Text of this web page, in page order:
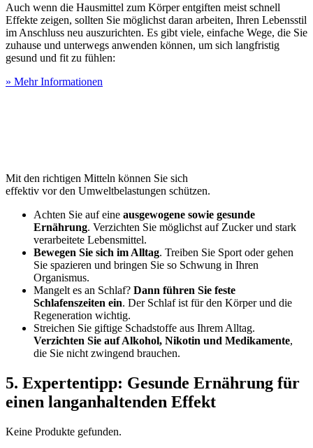
Auch wenn die Hausmittel zum Körper entgiften meist schnell
Effekte zeigen, sollten Sie möglichst daran arbeiten, Ihren Lebensstil
im Anschluss neu auszurichten. Es gibt viele, einfache Wege, die Sie
zuhause und unterwegs anwenden können, um sich langfristig
gesund und fit zu fühlen:
» Mehr Informationen
Mit den richtigen Mitteln können Sie sich
effektiv vor den Umweltbelastungen schützen.
Achten Sie auf eine ausgewogene sowie gesunde
Ernährung. Verzichten Sie möglichst auf Zucker und stark
verarbeitete Lebensmittel.
Bewegen Sie sich im Alltag. Treiben Sie Sport oder gehen
Sie spazieren und bringen Sie so Schwung in Ihren
Organismus.
Mangelt es an Schlaf? Dann führen Sie feste
Schlafenszeiten ein. Der Schlaf ist für den Körper und die
Regeneration wichtig.
Streichen Sie giftige Schadstoffe aus Ihrem Alltag.
Verzichten Sie auf Alkohol, Nikotin und Medikamente,
die Sie nicht zwingend brauchen.
5. Expertentipp: Gesunde Ernährung für
einen langanhaltenden Effekt
Keine Produkte gefunden.